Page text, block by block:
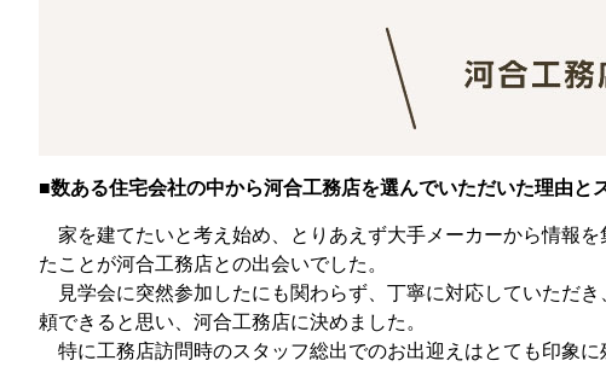
■数ある住宅会社の中から河合工務店を選んでいただいた理由と
家を建てたいと考え始め、とりあえず大手メーカーから情報
たことが河合工務店との出会いでした。
見学会に突然参加したにも関わらず、丁寧に対応していただ
頼できると思い、河合工務店に決めました。
特に工務店訪問時のスタッフ総出でのお出迎えはとても印象に